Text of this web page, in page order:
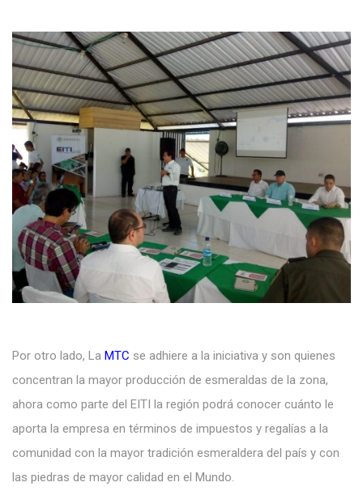
Por otro lado, La MTC se adhiere a la iniciativa y son quienes
concentran la mayor producción de esmeraldas de la zona,
ahora como parte del EITI la región podrá conocer cuánto le
aporta la empresa en términos de impuestos y regalías a la
comunidad con la mayor tradición esmeraldera del país y con
las piedras de mayor calidad en el Mundo.